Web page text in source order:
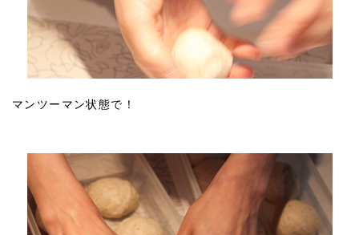
マンツーマン状態で！